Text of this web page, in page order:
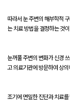
따라서 눈 주변의 해부학적
는 치료 방법을 결정하는 것
눈꺼풀 주변의 변화가 신경
고 의료기관에 방문하여 상
조기에 면밀한 진단과 치료